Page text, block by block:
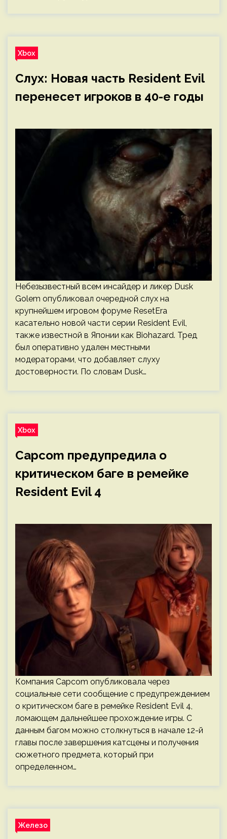
Xbox
Слух: Новая часть Resident Evil
перенесет игроков в 40-е годы
Небезызвестный всем инсайдер и ликер Dusk
Golem опубликовал очередной слух на
крупнейшем игровом форуме ResetEra
касательно новой части серии Resident Evil,
также известной в Японии как Biohazard. Тред
был оперативно удален местными
модераторами, что добавляет слуху
достоверности. По словам Dusk…
Xbox
Capcom предупредила о
критическом баге в ремейке
Resident Evil 4
Компания Capcom опубликовала через
социальные сети сообщение с предупреждением
о критическом баге в ремейке Resident Evil 4,
ломающем дальнейшее прохождение игры. С
данным багом можно столкнуться в начале 12-й
главы после завершения катсцены и получения
сюжетного предмета, который при
определенном…
Железо